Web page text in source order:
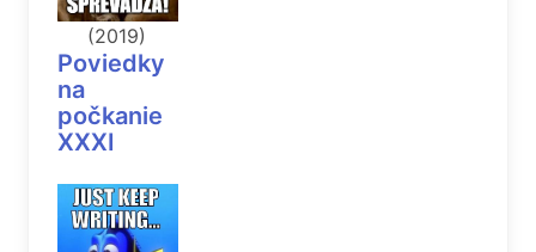
(2019)
Poviedky
na
počkanie
XXXI